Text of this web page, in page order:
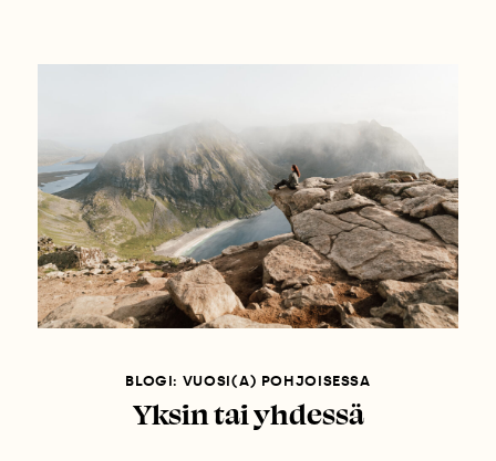
BLOGI: VUOSI(A) POHJOISESSA
Yksin tai yhdessä